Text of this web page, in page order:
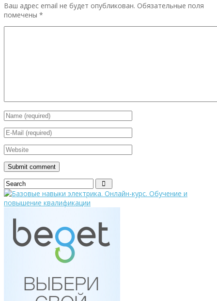
Ваш адрес email не будет опубликован. Обязательные поля
помечены *